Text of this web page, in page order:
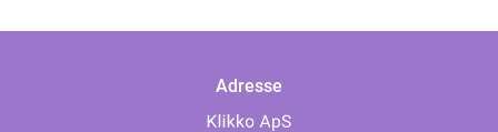
Adresse